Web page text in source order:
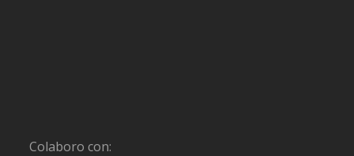
Colaboro con: